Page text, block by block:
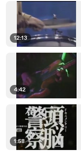
12:13
4:42
1:58